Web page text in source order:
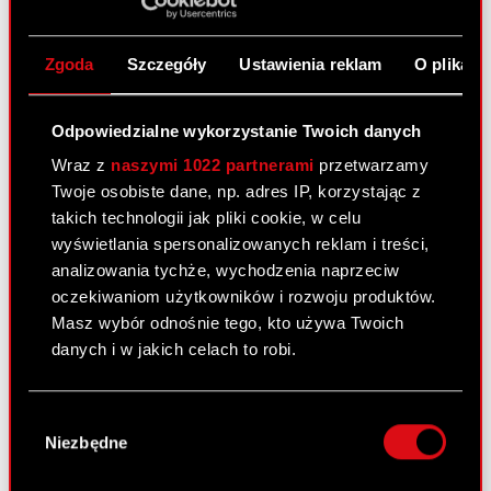
Zgoda Szczegóły Ustawienia reklam O
Odpowiedzialne wykorzystanie Twoich danych
Wraz z naszymi 1022 partnerami przetwarzamy
Twoje osobiste dane, np. adres IP, korzystając z
takich technologii jak pliki cookie, w celu
wyświetlania spersonalizowanych reklam i treści,
analizowania tychże, wychodzenia naprzeciw
oczekiwaniom użytkowników i rozwoju produktów.
Masz wybór odnośnie tego, kto używa Twoich
danych i w jakich celach to robi.
lokalizacji geograficznej z dokładnością nawet
zgody
Niezbędne
Raport bieżący nr 38/2023
dodatku do gry Cyberpunk 2077: Widmo Wolności
(Phantom Liberty) Podstawa prawna: Art. 17 ust. 1
MAR – informacje poufne Zarząd spółki CD
PROJEKT S.A. z…Czytaj dalej
PDF ESPI - RB 38/2023
Raport bieżący nr 37/2023
21 września 2023
Temat: Przyjęcie dodatkowych określeń